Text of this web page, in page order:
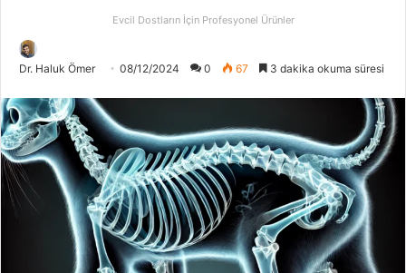
Evcil Dostların İçin Profesyonel Ürünler
Dr. Haluk Ömer 08/12/2024 0 67 3 dakika okuma süresi